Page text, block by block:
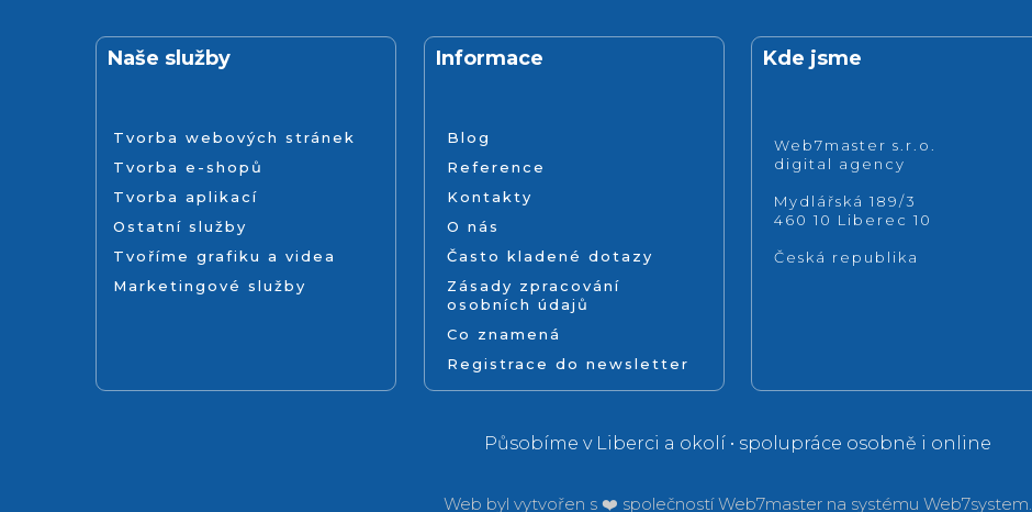
Naše služby
Tvorba webových stránek
Tvorba e-shopů
Tvorba aplikací
Ostatní služby
Tvoříme grafiku a videa
Marketingové služby
Informace
Blog
Reference
Kontakty
O nás
Často kladené dotazy
Zásady zpracování
osobních údajů
Co znamená
Registrace do newsletter
Kde jsme
Web7master s.r.o.
digital agency
Mydlářská 189/3
460 10 Liberec 10
Česká republika
Působíme v Liberci a okolí • spolupráce osobně i online
Web byl vytvořen s ❤️ společnostíWeb7master na systému Web7system.